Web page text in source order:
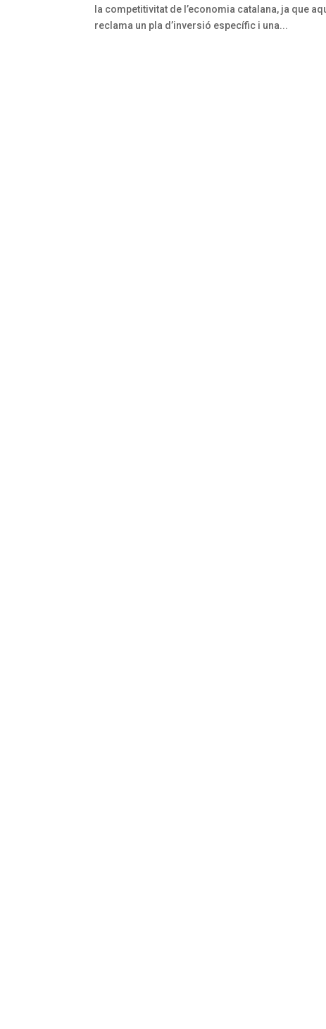
la competitivitat de l’economia catalana, ja que
reclama un pla d’inversió específic i una...